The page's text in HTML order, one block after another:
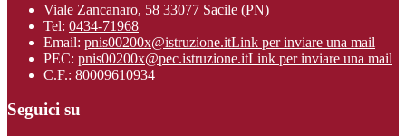
Viale Zancanaro, 58 33077 Sacile (PN)
Tel: 0434-71968
Email: pnis00200x@istruzione.itLink per inviare una mail
PEC: pnis00200x@pec.istruzione.itLink per inviare una mail
C.F.: 80009610934
Seguici su